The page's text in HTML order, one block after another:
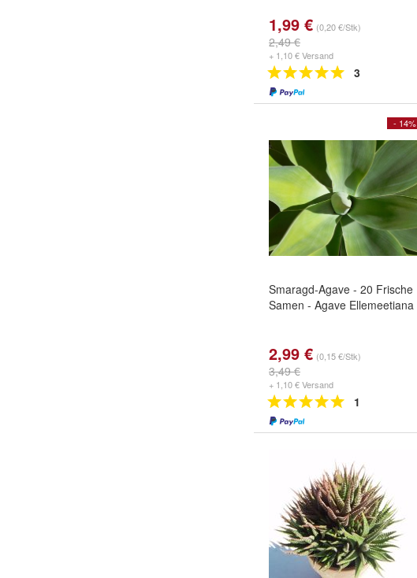
1,99 € (0,20 €/Stk)
2,49 €
+ 1,10 € Versand
3
- 14%
Smaragd-Agave - 20 Frische
Samen - Agave Ellemeetiana
2,99 € (0,15 €/Stk)
3,49 €
+ 1,10 € Versand
1